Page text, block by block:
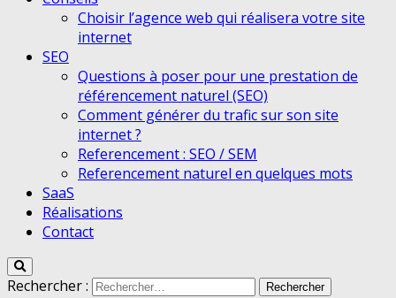
Choisir l’agence web qui réalisera votre site
internet
SEO
Questions à poser pour une prestation de
référencement naturel (SEO)
Comment générer du trafic sur son site
internet ?
Referencement : SEO / SEM
Referencement naturel en quelques mots
SaaS
Réalisations
Contact
Rechercher :